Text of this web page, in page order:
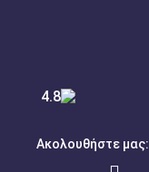
4.8
Ακολουθήστε μας: